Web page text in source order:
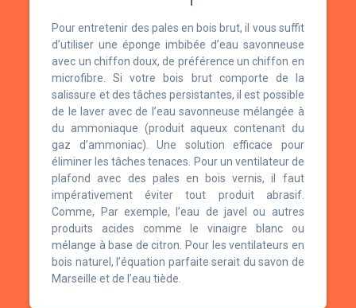
Pour entretenir des pales en bois brut, il vous suffit
d’utiliser une éponge imbibée d’eau savonneuse
avec un chiffon doux, de préférence un chiffon en
microfibre. Si votre bois brut comporte de la
salissure et des tâches persistantes, il est possible
de le laver avec de l’eau savonneuse mélangée à
du ammoniaque (produit aqueux contenant du
gaz d’ammoniac). Une solution efficace pour
éliminer les tâches tenaces. Pour un ventilateur de
plafond avec des pales en bois vernis, il faut
impérativement éviter tout produit abrasif.
Comme, Par exemple, l’eau de javel ou autres
produits acides comme le vinaigre blanc ou
mélange à base de citron. Pour les ventilateurs en
bois naturel, l’équation parfaite serait du savon de
Marseille et de l’eau tiède.